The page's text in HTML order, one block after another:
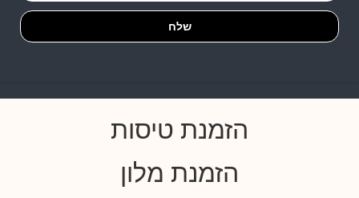
שלח
הזמנת טיסות
הזמנת מלון